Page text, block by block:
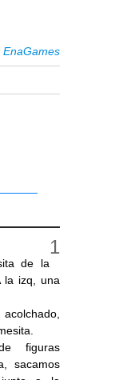
EnaGames
de la
la izq, una
figuras
sacamos